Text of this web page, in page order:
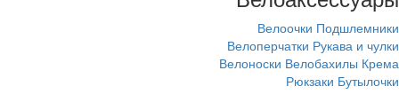
Велоочки Подшлемники
Велоперчатки Рукава и чулки
Велоноски Велобахилы Крема
Рюкзаки Бутылочки